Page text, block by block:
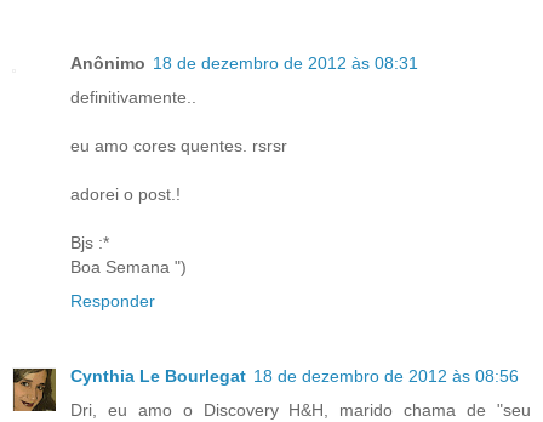
Anônimo 18 de dezembro de 2012 às 08:31
definitivamente..
eu amo cores quentes. rsrsr
adorei o post.!
Bjs :*
Boa Semana ")
Responder
Cynthia Le Bourlegat 18 de dezembro de 2012 às 08:56
Dri, eu amo o Discovery H&H, marido chama de "seu